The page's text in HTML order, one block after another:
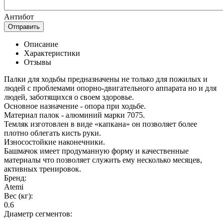
Антибот
Отправить
Описание
Характеристики
Отзывы
Палки для ходьбы предназначены не только для пожилых и
людей с проблемами опорно-двигательного аппарата но и для
людей, заботящихся о своем здоровье.
Основное назначение - опора при ходьбе.
Материал палок - алюминий марки 7075.
Темляк изготовлен в виде «капкана» он позволяет более
плотно облегать кисть руки.
Износостойкие наконечники.
Башмачок имеет продуманную форму и качественные
материалы что позволяет служить ему несколько месяцев,
активных тренировок.
Бренд:
Atemi
Вес (кг):
0.6
Диаметр сегментов: